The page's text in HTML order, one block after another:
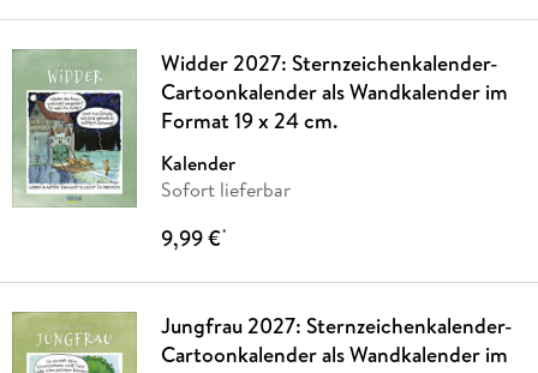
Widder 2027: Sternzeichenkalender-
Cartoonkalender als Wandkalender im
Format 19 x 24 cm.
Kalender
Sofort lieferbar
9,99 €*
Jungfrau 2027: Sternzeichenkalender-
Cartoonkalender als Wandkalender im